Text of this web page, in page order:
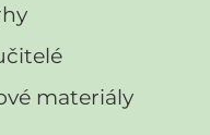
materiály